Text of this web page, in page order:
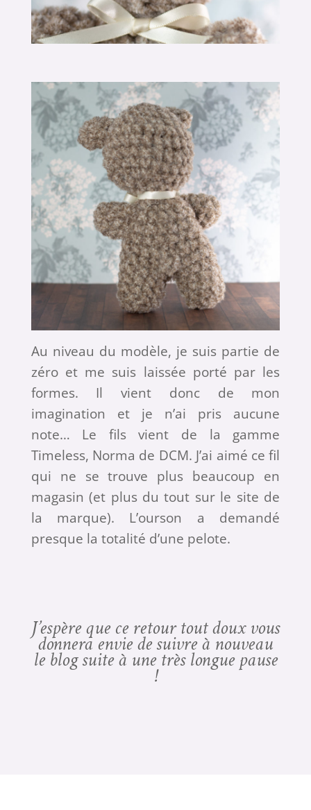
Au niveau du modèle, je suis partie de
zéro et me suis laissée porté par les
formes. Il vient donc de mon
imagination et je n’ai pris aucune
note… Le fils vient de la gamme
Timeless, Norma de DCM. J’ai aimé ce fil
qui ne se trouve plus beaucoup en
magasin (et plus du tout sur le site de
la marque). L’ourson a demandé
presque la totalité d’une pelote.
J’espère que ce retour tout doux vous
donnera envie de suivre à nouveau
le blog suite à une très longue pause
!